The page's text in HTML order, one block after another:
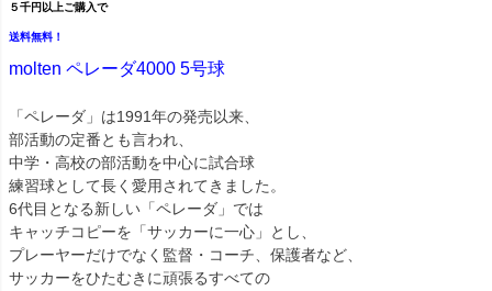
５千円以上ご購入で
送料無料！
molten ペレーダ4000 5号球
「ペレーダ」は1991年の発売以来、
部活動の定番とも言われ、
中学・高校の部活動を中心に試合球
練習球として長く愛用されてきました。
6代目となる新しい「ペレーダ」では
キャッチコピーを「サッカーに一心」とし、
プレーヤーだけでなく監督・コーチ、保護者など、
サッカーをひたむきに頑張るすべての